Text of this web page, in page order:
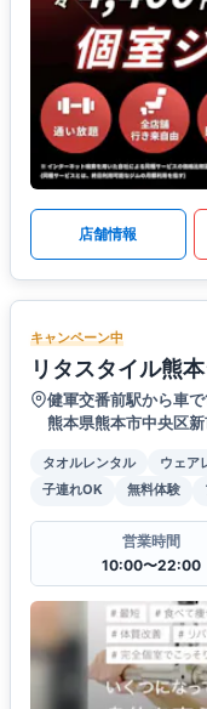
店舗情報
キャンペーン中
リタスタイル熊
健軍交番前駅から車で
熊本県熊本市中央区
タオルレンタル ウェア
子連れOK
無料体験
営業時間
10:00〜22:00